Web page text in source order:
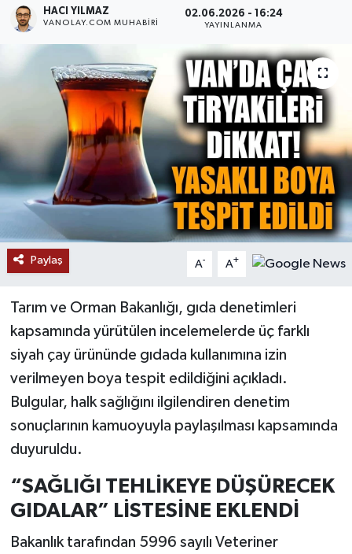
HACI YILMAZ
VANOLAY.COM MUHABIRI
02.06.2026 - 16:24
YAYINLANMA
Paylaş A- A+
Tarım ve Orman Bakanlığı, gıda denetimleri
kapsamında yürütülen incelemelerde üç farklı
siyah çay ürününde gıdada kullanımına izin
verilmeyen boya tespit edildiğini açıkladı.
Bulgular, halk sağlığını ilgilendiren denetim
sonuçlarının kamuoyuyla paylaşılması kapsamında
duyuruldu.
“SAĞLIĞI TEHLİKEYE DÜŞÜRECEK
GIDALAR” LİSTESİNE EKLENDİ
Bakanlık tarafından 5996 sayılı Veteriner
RESMİ İLANLAR